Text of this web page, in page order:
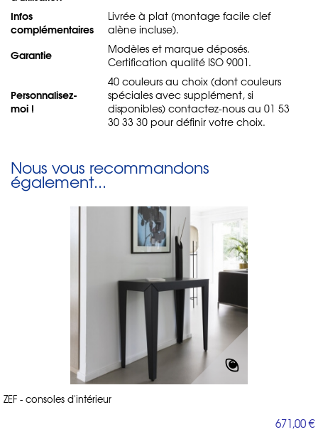
Infos
complémentaires
Livrée à plat (montage facile clef
alène incluse).
Garantie
Modèles et marque déposés.
Certification qualité ISO 9001.
Personnalisez-
moi !
40 couleurs au choix (dont couleurs
spéciales avec supplément, si
disponibles) contactez-nous au 01 53
30 33 30 pour définir votre choix.
Nous vous recommandons
également...
ZEF - consoles d'intérieur
671,00 €